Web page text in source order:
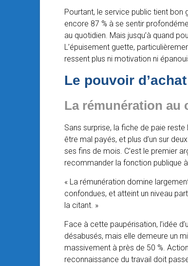
Pourtant, le service public tient
encore 87 % à se sentir
au quotidien. Mais jusqu’à quand
L’épuisement guette,
ressent plus ni motivation ni
Le pouvoir
La rémunération
Sans surprise, la fiche de paie
être mal payés, et plus d’un sur
ses fins de mois. C’est le premier
recommander la fonction publique
« La rémunération domine
confondues, et atteint un niveau
la citant. »
Face à cette paupérisation, l’idée
désabusés, mais elle demeure un
massivement à près de 50 %.
reconnaissance du travail doit